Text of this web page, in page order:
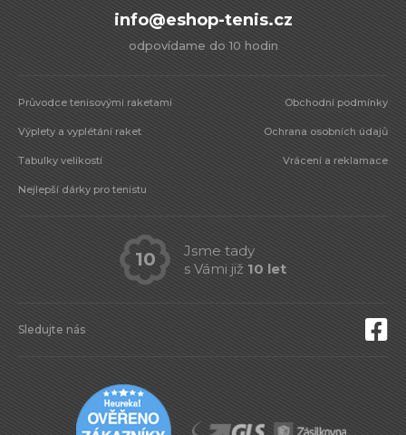
info@eshop-tenis.cz
odpovídame do 10 hodin
Průvodce tenisovými raketami
Výplety a vyplétání raket
Tabulky velikostí
Nejlepší dárky pro tenistu
Obchodní podmínky
Ochrana osobních údajů
Vrácení a reklamace
Sledujte nás
10
Jsme tady
s Vámi již 10 let